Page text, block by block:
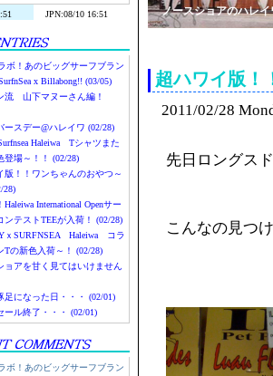
ボ！あのビッグサーフブラン
x Billabong!! (03/05)
流 山下マヌーさん編！
ースデー@ハレイワ (02/28)
Haleiwa Tシャツまた
登場～！！ (02/28)
版！！ワンちゃんのおやつ～
28)
Haleiwa International Openサー
ンテストTEEが入荷！ (02/28)
ｘSURFNSEA Haleiwa コラ
の新色入荷～！ (02/28)
ョアを甘く見てはいけません
足になった日・・・ (02/01)
ール終了・・・ (02/01)
ボ！あのビッグサーフブラン
ノースショアのハレ
超ハワイ版！
2011/02/28
先日ロングス
こんなの見つ